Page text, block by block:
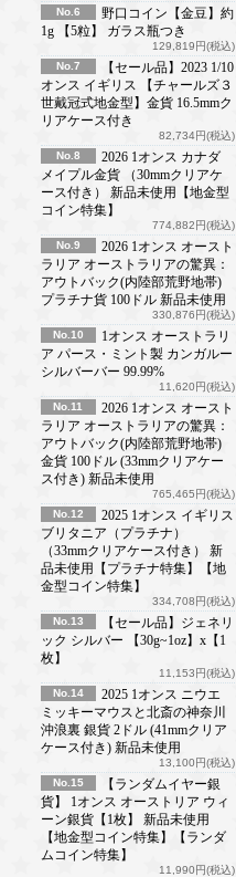
No.6
野口コイン【金豆】約
1g 【5粒】 ガラス瓶つき
129,819円(税込)
No.7
【セール品】2023 1/10
オンス イギリス 【チャールズ３
世戴冠式地金型】金貨 16.5mmク
リアケース付き
82,734円(税込)
No.8
2026 1オンス カナダ
メイプル金貨 （30mmクリアケ
ース付き） 新品未使用【地金型
コイン特集】
774,882円(税込)
No.9
2026 1オンス オースト
ラリア オーストラリアの驚異：
アウトバック(内陸部荒野地帯)
プラチナ貨 100ドル 新品未使用
330,876円(税込)
No.10
1オンス オーストラリ
ア パース・ミント製 カンガルー
シルバーバー 99.99%
11,620円(税込)
No.11
2026 1オンス オースト
ラリア オーストラリアの驚異：
アウトバック(内陸部荒野地帯)
金貨 100ドル (33mmクリアケー
ス付き) 新品未使用
765,465円(税込)
No.12
2025 1オンス イギリス
ブリタニア（プラチナ）
（33mmクリアケース付き） 新
品未使用【プラチナ特集】【地
金型コイン特集】
334,708円(税込)
No.13
【セール品】ジェネリ
ック シルバー 【30g~1oz】x【1
枚】
11,153円(税込)
No.14
2025 1オンス ニウエ
ミッキーマウスと北斎の神奈川
沖浪裏 銀貨 2ドル (41mmクリア
ケース付き) 新品未使用
13,100円(税込)
No.15
【ランダムイヤー銀
貨】 1オンス オーストリア ウィ
ーン銀貨【1枚】 新品未使用
【地金型コイン特集】【ランダ
ムコイン特集】
11,990円(税込)